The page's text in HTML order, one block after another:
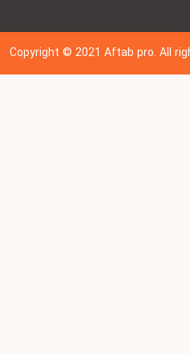
Copyright © 202 1Aftab pro. All